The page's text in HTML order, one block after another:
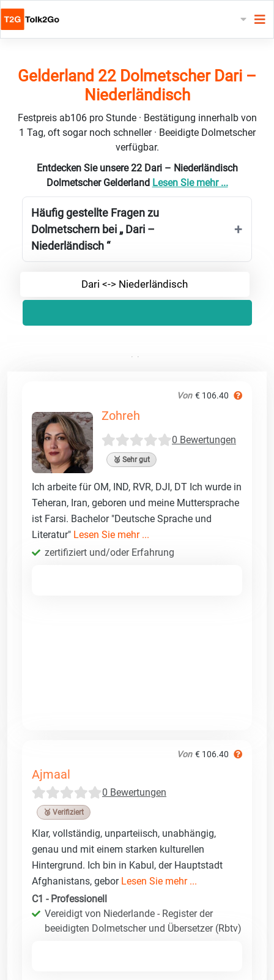
Gelderland 22 Dolmetscher Dari –
Niederländisch
Festpreis ab106 pro Stunde · Bestätigung innerhalb von
1 Tag, oft sogar noch schneller · Beeidigte Dolmetscher
verfügbar.
Entdecken Sie unsere 22 Dari – Niederländisch
Dolmetscher Gelderland Lesen Sie mehr ...
Häufig gestellte Fragen zu
Dolmetschern bei „ Dari –
Niederländisch “
Dari <-> Niederländisch
Von € 106.40
Zohreh
0 Bewertungen
🥈 Sehr gut
Ich arbeite für OM, IND, RVR, DJI, DT Ich wurde in
Teheran, Iran, geboren und meine Muttersprache
ist Farsi. Bachelor "Deutsche Sprache und
Literatur" Lesen Sie mehr ...
zertifiziert und/oder Erfahrung
Von € 106.40
Ajmaal
0 Bewertungen
🥉 Verifiziert
Klar, vollständig, unparteiisch, unabhängig,
genau und mit einem starken kulturellen
Hintergrund. Ich bin in Kabul, der Hauptstadt
Afghanistans, gebor Lesen Sie mehr ...
C1 - Professionell
Vereidigt von Niederlande - Register der
beeidigten Dolmetscher und Übersetzer (Rbtv)